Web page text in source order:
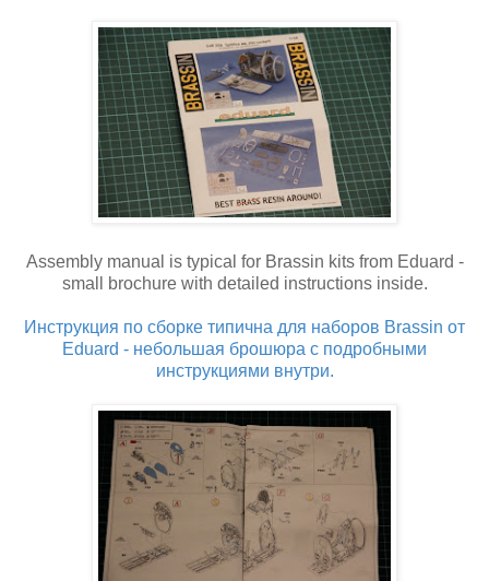
Assembly manual is typical for Brassin kits from Eduard -
small brochure with detailed instructions inside.
Инструкция по сборке типична для наборов Brassin от
Eduard - небольшая брошюра с подробными
инструкциями внутри.